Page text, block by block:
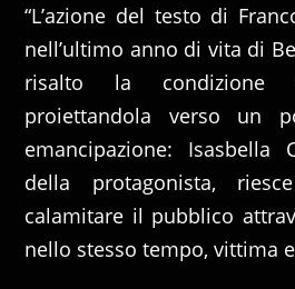
“L’azione del testo di
nell’ultimo anno di vita di
risalto la
proiettandola verso un
emancipazione: Isasbella
della protagonista,
calamitare il pubblico
nello stesso tempo, vittima